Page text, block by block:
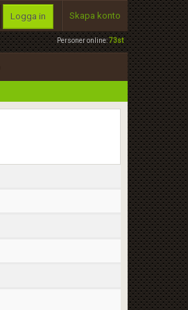
Personer online:73st
Logga in Skapa konto